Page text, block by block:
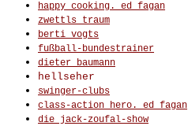
happy cooking. ed fagan
zwettls traum
berti vogts
fußball-bundestrainer
dieter baumann
hellseher
swinger-clubs
class-action hero. ed fagan
die jack-zoufal-show